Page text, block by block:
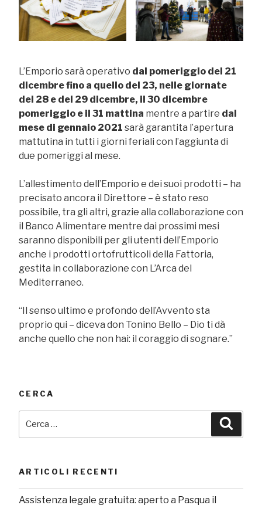
L’Emporio sarà operativo dal pomeriggio del 21
dicembre fino a quello del 23, nelle giornate
del 28 e del 29 dicembre, il 30 dicembre
pomeriggio e il 31 mattina mentre a partire dal
mese di gennaio 2021 sarà garantita l’apertura
mattutina in tutti i giorni feriali con l’aggiunta di
due pomeriggi al mese.
L’allestimento dell’Emporio e dei suoi prodotti – ha
precisato ancora il Direttore – è stato reso
possibile, tra gli altri, grazie alla collaborazione con
il Banco Alimentare mentre dai prossimi mesi
saranno disponibili per gli utenti dell’Emporio
anche i prodotti ortofrutticoli della Fattoria,
gestita in collaborazione con L’Arca del
Mediterraneo.
“Il senso ultimo e profondo dell’Avvento sta
proprio qui – diceva don Tonino Bello – Dio ti dà
anche quello che non hai: il coraggio di sognare.”
CERCA
ARTICOLI RECENTI
Assistenza legale gratuita: aperto a Pasqua il